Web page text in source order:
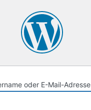
oder E-Mail-Adresse